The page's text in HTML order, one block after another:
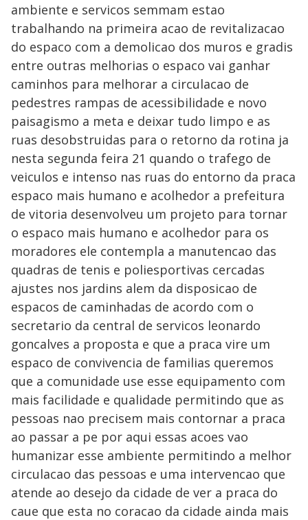
ambiente e servicos semmam estao
trabalhando na primeira acao de revitalizacao
do espaco com a demolicao dos muros e gradis
entre outras melhorias o espaco vai ganhar
caminhos para melhorar a circulacao de
pedestres rampas de acessibilidade e novo
paisagismo a meta e deixar tudo limpo e as
ruas desobstruidas para o retorno da rotina ja
nesta segunda feira 21 quando o trafego de
veiculos e intenso nas ruas do entorno da praca
espaco mais humano e acolhedor a prefeitura
de vitoria desenvolveu um projeto para tornar
o espaco mais humano e acolhedor para os
moradores ele contempla a manutencao das
quadras de tenis e poliesportivas cercadas
ajustes nos jardins alem da disposicao de
espacos de caminhadas de acordo com o
secretario da central de servicos leonardo
goncalves a proposta e que a praca vire um
espaco de convivencia de familias queremos
que a comunidade use esse equipamento com
mais facilidade e qualidade permitindo que as
pessoas nao precisem mais contornar a praca
ao passar a pe por aqui essas acoes vao
humanizar esse ambiente permitindo a melhor
circulacao das pessoas e uma intervencao que
atende ao desejo da cidade de ver a praca do
caue que esta no coracao da cidade ainda mais